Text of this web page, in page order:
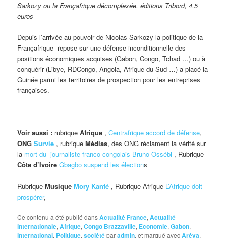
Sarkozy ou la Françafrique décomplexée, éditions Tribord, 4,5
euros
Depuis l’arrivée au pouvoir de Nicolas Sarkozy la politique de la
Françafrique repose sur une défense inconditionnelle des
positions économiques acquises (Gabon, Congo, Tchad …) ou à
conquérir (Libye, RDCongo, Angola, Afrique du Sud …) a placé la
Guinée parmi les territoires de prospection pour les entreprises
françaises.
Voir aussi : rubriqueAfrique ,Centrafrique accord de défense,
ONG Survie , rubriqueMédias, des ONG réclament la vérité sur
la mort du journaliste franco-congolais Bruno Ossébi , Rubrique
Côte d’Ivoire Gbagbo suspend les élections
RubriqueMusique Mory Kanté , Rubrique Afrique L’Afrique doit
prospérer,
Ce contenu a été publié dansActualité France,Actualité
internationale,Afrique,Congo Brazzaville, Economie,Gabon,
international, Politique,sociétéparadmin, et marqué avecAréva,